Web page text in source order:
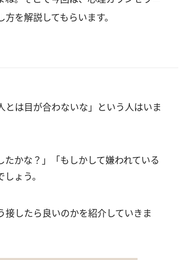
を解説してもらいます。
は目が合わないな」という人はいま
かな？」「もしかして嫌われている
ょう。
したら良いのかを紹介していきま